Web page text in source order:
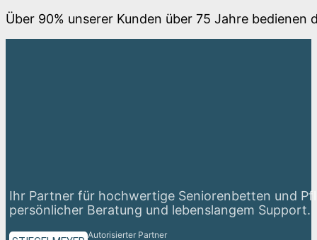
Über 90% unserer Kunden über 75 Jahre
Ihr Partner für hochwertige Seniorenbetten und
persönlicher Beratung und lebenslangem Support.
Autorisierter Partner